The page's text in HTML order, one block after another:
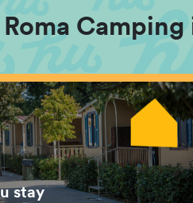
Camping
stay